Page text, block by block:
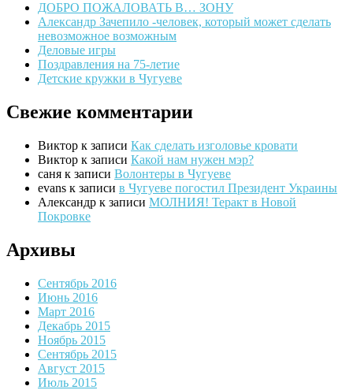
ДОБРО ПОЖАЛОВАТЬ В… ЗОНУ
Александр Зачепило -человек, который может сделать
невозможное возможным
Деловые игры
Поздравления на 75-летие
Детские кружки в Чугуеве
Свежие комментарии
Виктор к записи Как сделать изголовье кровати
Виктор к записи Какой нам нужен мэр?
саня к записи Волонтеры в Чугуеве
evans к записи в Чугуеве погостил Президент Украины
Александр к записи МОЛНИЯ! Теракт в Новой
Покровке
Архивы
Сентябрь 2016
Июнь 2016
Март 2016
Декабрь 2015
Ноябрь 2015
Сентябрь 2015
Август 2015
Июль 2015